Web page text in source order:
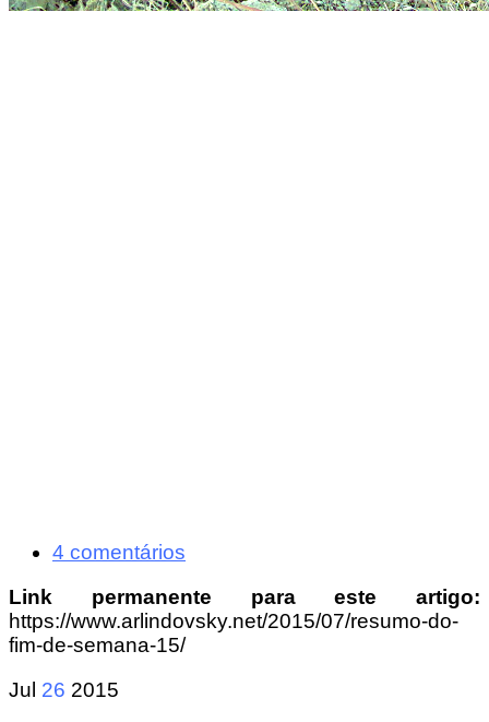
4 comentários
Link permanente para este artigo:
https://www.arlindovsky.net/2015/07/resumo-do-
fim-de-semana-15/
Jul 26 2015